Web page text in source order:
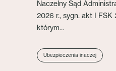
Naczelny Sąd
2026 r., sygn. akt I FSK
którym...
Ubezpieczenia inaczej